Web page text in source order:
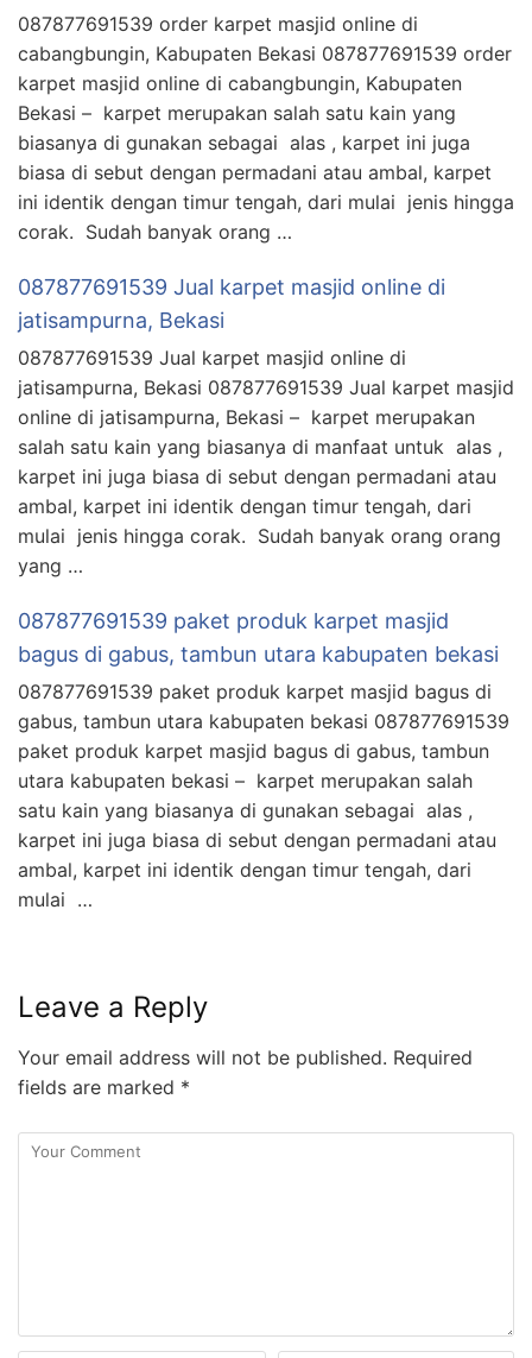
087877691539 order karpet masjid online di
cabangbungin, Kabupaten Bekasi 087877691539 order
karpet masjid online di cabangbungin, Kabupaten
Bekasi – karpet merupakan salah satu kain yang
biasanya di gunakan sebagai alas , karpet ini juga
biasa di sebut dengan permadani atau ambal, karpet
ini identik dengan timur tengah, dari mulai jenis hingga
corak. Sudah banyak orang …
087877691539 Jual karpet masjid online di
jatisampurna, Bekasi
087877691539 Jual karpet masjid online di
jatisampurna, Bekasi 087877691539 Jual karpet masjid
online di jatisampurna, Bekasi – karpet merupakan
salah satu kain yang biasanya di manfaat untuk alas ,
karpet ini juga biasa di sebut dengan permadani atau
ambal, karpet ini identik dengan timur tengah, dari
mulai jenis hingga corak. Sudah banyak orang orang
yang …
087877691539 paket produk karpet masjid
bagus di gabus, tambun utara kabupaten bekasi
087877691539 paket produk karpet masjid bagus di
gabus, tambun utara kabupaten bekasi 087877691539
paket produk karpet masjid bagus di gabus, tambun
utara kabupaten bekasi – karpet merupakan salah
satu kain yang biasanya di gunakan sebagai alas ,
karpet ini juga biasa di sebut dengan permadani atau
ambal, karpet ini identik dengan timur tengah, dari
mulai …
Leave a Reply
Your email address will not be published. Required
fields are marked *